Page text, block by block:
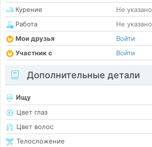
Курение
Не указано
Работа
Не указано
Мои друзья
Войти
Участник с
Войти
Дополнительные детали
Ищу
Цвет глаз
Цвет волос
Телосложение